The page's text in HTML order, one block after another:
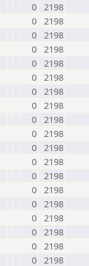
0 2198
0 2198
0 2198
0 2198
0 2198
0 2198
0 2198
0 2198
0 2198
0 2198
0 2198
0 2198
0 2198
0 2198
0 2198
0 2198
0 2198
0 2198
0 2198